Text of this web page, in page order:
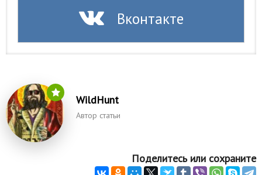
Вконтакте
WildHunt
Автор статьи
Поделитесь или сохраните